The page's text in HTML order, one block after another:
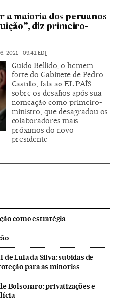
a maioria dos peruanos
diz primeiro-
2021 - 09:41 EDT
Guido Bellido, o homem
forte do Gabinete de Pedro
Castillo, fala ao EL PAÍS
sobre os desafios após sua
nomeação como primeiro-
ministro, que desagradou os
colaboradores mais
próximos do novo
presidente
como estratégia
Lula da Silva: subidas de
para as minorias
Bolsonaro: privatizações e